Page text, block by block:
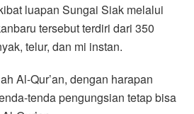
luapan Sungai Siak melalui
tersebut terdiri dari 350
telur, dan mi instan.
Al-Qur’an, dengan harapan
tenda pengungsian tetap bisa